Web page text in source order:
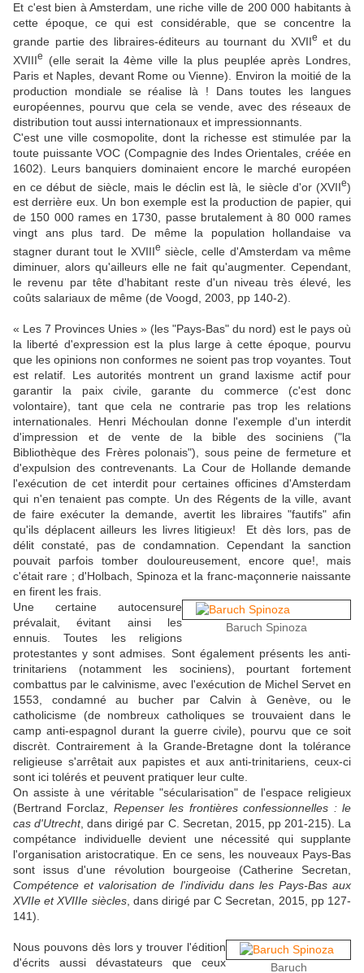
Et c'est bien à Amsterdam, une riche ville de 200 000 habitants à
cette époque, ce qui est considérable, que se concentre la
grande partie des libraires-éditeurs au tournant du XVIIe et du
XVIIIe
(elle serait la 4ème ville la plus peuplée après Londres,
Paris et Naples, devant Rome ou Vienne). Environ la moitié de la
production mondiale se réalise là ! Dans toutes les langues
européennes, pourvu que cela se vende, avec des réseaux de
distribution tout aussi internationaux et impressionnants.
C'est une ville cosmopolite, dont la richesse est stimulée par la
toute puissante VOC (Compagnie des Indes Orientales, créée en
1602). Leurs banquiers dominaient encore le marché européen
en ce début de siècle, mais le déclin est là, le siècle d'or (XVIIe)
est derrière eux. Un bon exemple est la production de papier, qui
de 150 000 rames en 1730, passe brutalement à 80 000 rames
vingt ans plus tard. De même la population hollandaise va
stagner durant tout le XVIIIe siècle, celle d'Amsterdam va même
diminuer, alors qu'ailleurs elle ne fait qu'augmenter. Cependant,
le revenu par tête d'habitant reste d'un niveau très élevé, les
coûts salariaux de même (de Voogd, 2003, pp 140-2).
« Les 7 Provinces Unies » (les "Pays-Bas" du nord) est le pays où
la liberté d'expression est la plus large à cette époque, pourvu
que les opinions non conformes ne soient pas trop voyantes. Tout
est relatif. Les autorités montrent un grand laxisme actif pour
garantir la paix civile, garante du commerce (c'est donc
volontaire), tant que cela ne contrarie pas trop les relations
internationales. Henri Méchoulan donne l'exemple d'un interdit
d'impression et de vente de la bible des sociniens ("la
Bibliothèque des Frères polonais"), sous peine de fermeture et
d'expulsion des contrevenants. La Cour de Hollande demande
l'exécution de cet interdit pour certaines officines d'Amsterdam
qui n'en tenaient pas compte. Un des Régents de la ville, avant
de faire exécuter la demande, avertit les libraires "fautifs" afin
qu'ils déplacent ailleurs les livres litigieux! Et dès lors, pas de
délit constaté, pas de condamnation. Cependant la sanction
pouvait parfois tomber douloureusement, encore que!, mais
c'était rare ; d'Holbach, Spinoza et la franc-maçonnerie naissante
en firent les frais.
Baruch Spinoza
Une certaine autocensure
prévalait, évitant ainsi les
ennuis. Toutes les religions
protestantes y sont admises. Sont également présents les anti-
trinitariens (notamment les sociniens), pourtant fortement
combattus par le calvinisme, avec l'exécution de Michel Servet en
1553, condamné au bucher par Calvin à Genève, ou le
catholicisme (de nombreux catholiques se trouvaient dans le
camp anti-espagnol durant la guerre civile), pourvu que ce soit
discrèt. Contrairement à la Grande-Bretagne dont la tolérance
religieuse s'arrêtait aux papistes et aux anti-trinitariens, ceux-ci
sont ici tolérés et peuvent pratiquer leur culte.
On assiste à une véritable "sécularisation" de l'espace religieux
(Bertrand Forclaz, Repenser les frontières confessionnelles : le
cas d'Utrecht, dans dirigé par C. Secretan, 2015, pp 201-215). La
compétance individuelle devient une nécessité qui supplante
l'organisation aristocratique. En ce sens, les nouveaux Pays-Bas
sont issus d'une révolution bourgeoise (Catherine Secretan,
Compétence et valorisation de l'individu dans les Pays-Bas aux
XVIIe et XVIIIe siècles, dans dirigé par C Secretan, 2015, pp 127-
141).
Baruch
Nous pouvons dès lors y trouver l'édition
d'écrits aussi dévastateurs que ceux